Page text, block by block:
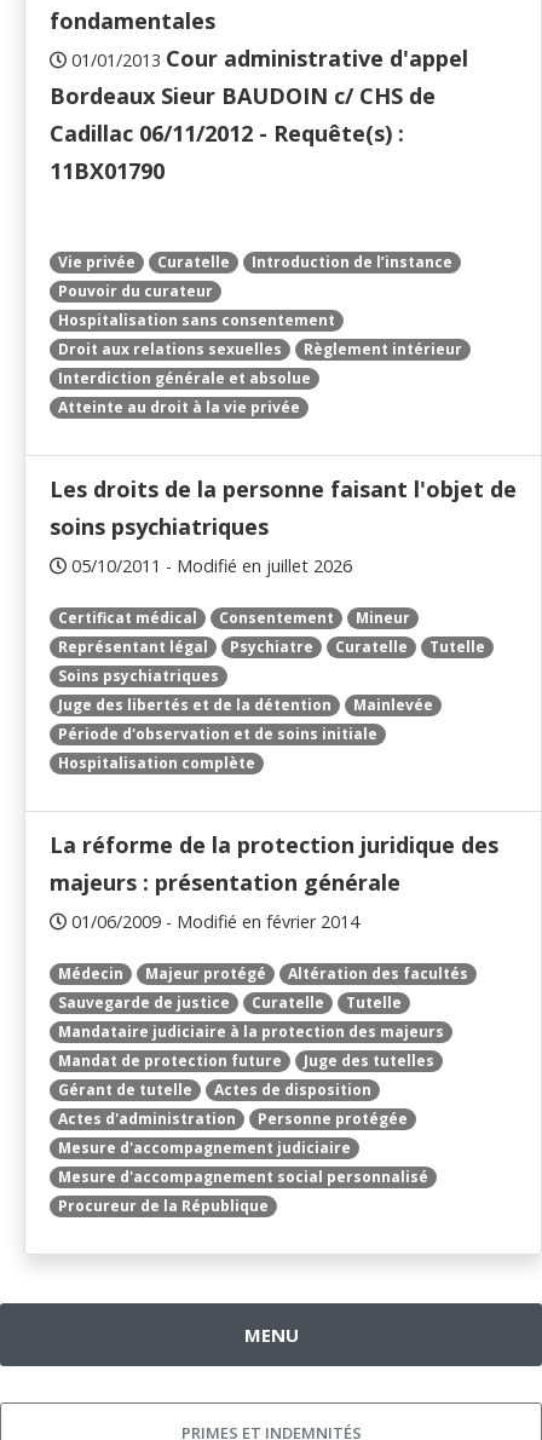
fondamentales
01/01/2013 Cour administrative d'appel
Bordeaux Sieur BAUDOIN c/ CHS de
Cadillac 06/11/2012 - Requête(s) :
11BX01790
Vie privée Curatelle
Introduction de l’instance
Pouvoir du curateur
Hospitalisation sans consentement
Droit aux relations sexuelles
Règlement intérieur
Interdiction générale et absolue
Atteinte au droit à la vie privée
Les droits de la personne faisant l'objet de
soins psychiatriques
05/10/2011 - Modifié en juillet 2026
Certificat médical Consentement
Mineur
Représentant légal
Psychiatre Curatelle
Tutelle
Soins psychiatriques
Juge des libertés et de la détention
Mainlevée
Période d'observation et de soins initiale
Hospitalisation complète
La réforme de la protection juridique des
majeurs : présentation générale
01/06/2009 - Modifié en février 2014
Médecin Majeur protégé
Altération des facultés
Sauvegarde de justice
Curatelle
Tutelle
Mandataire judiciaire à la protection des majeurs
Mandat de protection future
Juge des tutelles
Gérant de tutelle
Actes de disposition
Actes d'administration
Personne protégée
Mesure d'accompagnement judiciaire
Mesure d'accompagnement social personnalisé
Procureur de la République
MENU
PRIMES ET INDEMNITÉS